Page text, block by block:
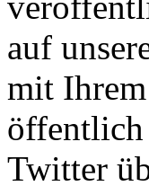
auf
mit
öffentlich
Twitter